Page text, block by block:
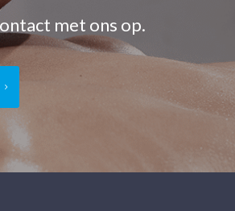
met ons op.